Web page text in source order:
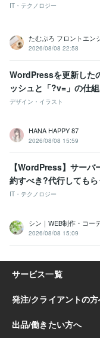
IT・テクノロジー
たむぷろ フロントエン
2026/08/08 22:58
WordPressを更新した
ッシュと「?v=」の仕
デザイン・イラスト
HANA HAPPY 87
2026/08/08 15:59
【WordPress】サー
約すべき?代行しても
IT・テクノロジー
シン｜WEB制作・コー
2026/08/08 15:09